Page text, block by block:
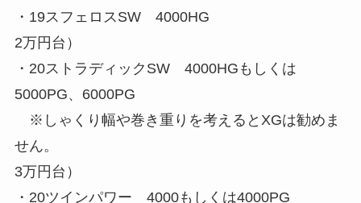
・19スフェロスSW 4000HG
2万円台）
・20ストラディックSW 4000HGもしくは
5000PG、6000PG
※しゃくり幅や巻き重りを考えるとXGは勧めま
せん。
3万円台）
・20ツインパワー 4000もしくは4000PG